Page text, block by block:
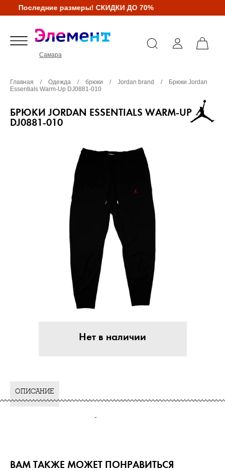
Последние размеры! СКИДКИ ДО 70%
Самара
Главная / Одежда / брюки / Jordan brand /
Брюки Jordan
Essentials Warm-Up DJ0881-010
БРЮКИ JORDAN ESSENTIALS WARM-UP
DJ0881-010
Нет в наличии
ОПИСАНИЕ
-
ВАМ ТАКЖЕ МОЖЕТ ПОНРАВИТЬСЯ